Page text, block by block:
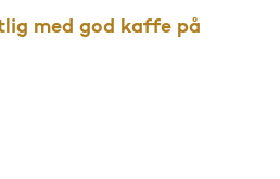
med god kaffe på